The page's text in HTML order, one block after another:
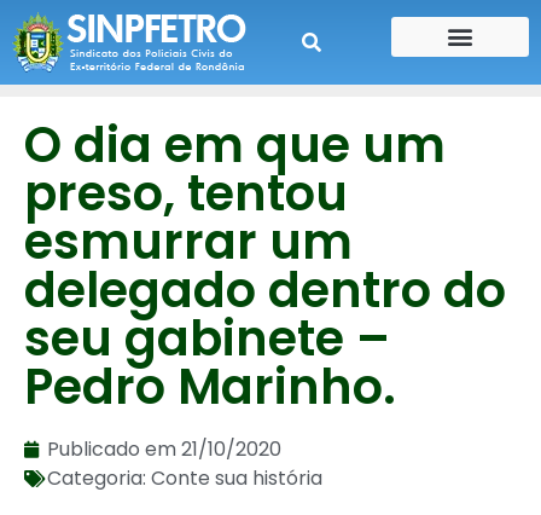
O dia em que um
preso, tentou
esmurrar um
delegado dentro do
seu gabinete –
Pedro Marinho.
Publicado em21/10/2020
Categoria: Conte sua história